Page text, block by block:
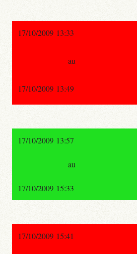
17/10/2009 13:33
au
17/10/2009 13:49
17/10/2009 13:57
au
17/10/2009 15:33
17/10/2009 15:41